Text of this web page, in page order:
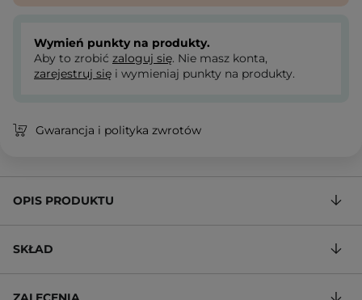
Wymień punkty na produkty.
Aby to zrobić zaloguj się. Nie masz konta,
zarejestruj się i wymieniaj punkty na produkty.
Gwarancja i polityka zwrotów
OPIS PRODUKTU
SKŁAD